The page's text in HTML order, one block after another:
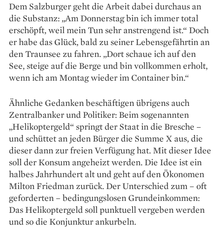
Dem Salzburger geht die Arbeit dabei durchaus an
die Sub­stanz: „Am Donnerstag bin ich im­mer total
erschöpft, weil mein Tun sehr anstrengend ist.“ Doch
er habe das Glück, bald zu seiner Lebens­gefährtin an
den Traunsee zu fahren. „Dort schaue ich auf den
See, steige auf die Berge und bin vollkommen erholt,
wenn ich am Montag wieder im Container bin.“
Ähnliche Gedanken beschäf­tigen übrigens auch
Zentralbanker und Politiker: Beim sogenannten
„Helikoptergeld“ springt der Staat in die Bresche –
und schüttet an jeden Bürger die Summe X aus, die
dieser dann zur freien Verfügung hat. Mit dieser Idee
soll der Konsum angeheizt werden. Die Idee ist ein
halbes Jahrhundert alt und geht auf den Ökonomen
Milton Friedman zurück. Der Unterschied zum – oft
gefor­derten – bedingungslosen Grund­einkommen:
Das Helikoptergeld soll punktuell vergeben werden
und so die Konjunktur ankurbeln.